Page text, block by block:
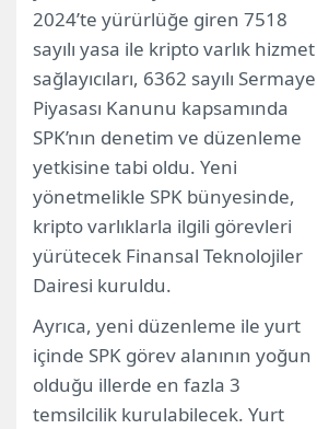
2024’te yürürlüğe giren 7518
sayılı yasa ile kripto varlık hizmet
sağlayıcıları, 6362 sayılı Sermaye
Piyasası Kanunu kapsamında
SPK’nın denetim ve düzenleme
yetkisine tabi oldu. Yeni
yönetmelikle SPK bünyesinde,
kripto varlıklarla ilgili görevleri
yürütecek Finansal Teknolojiler
Dairesi kuruldu.
Ayrıca, yeni düzenleme ile yurt
içinde SPK görev alanının yoğun
olduğu illerde en fazla 3
temsilcilik kurulabilecek. Yurt